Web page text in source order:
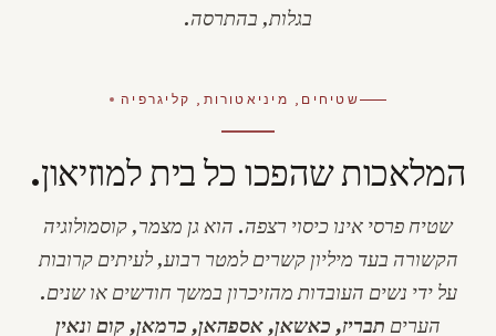
בגלות, בהתרסה.
שטיחים, מיניאטורות, קליגרפיה
המלאכות שהפכו כל בית למוזיאון.
שטיח פרסי אינו כיסוי רצפה. הוא גן מצמר, קוסמולוגיה
הקשורה בעד מיליון קשרים למטר רבוע, לעיתים קרובות
על ידי נשים העובדות מהזיכרון במשך חודשים או שנים.
הערים תבריז, כאשאן, אספהאן, כרמאן, קום ונאין